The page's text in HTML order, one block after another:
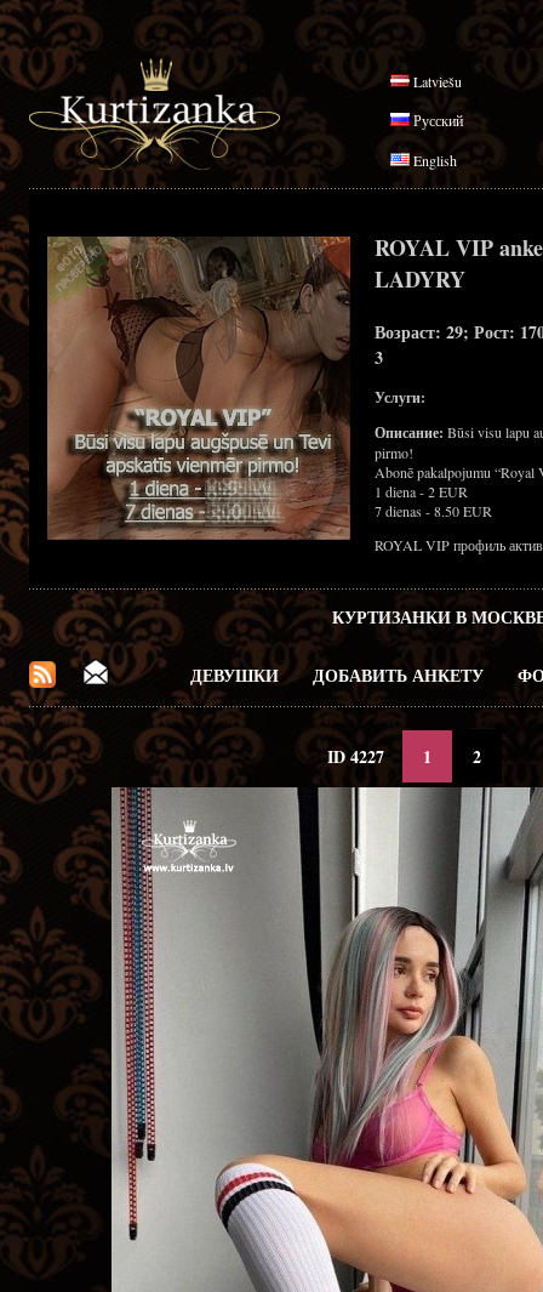
Latviešu
Русский
English
ROYAL VIP
LADYRY
Возраст: 29; Рост:
3
Услуги:
Описание: Būsi visu lapu
pirmo!
Abonē pakalpojumu “Royal
1 diena - 2 EUR
7 dienas - 8.50 EUR
ROYAL VIP профиль
КУРТИЗАНКИ В
ДЕВУШКИ ДОБАВИТЬ АНКЕТУ
ID 4227 1 2